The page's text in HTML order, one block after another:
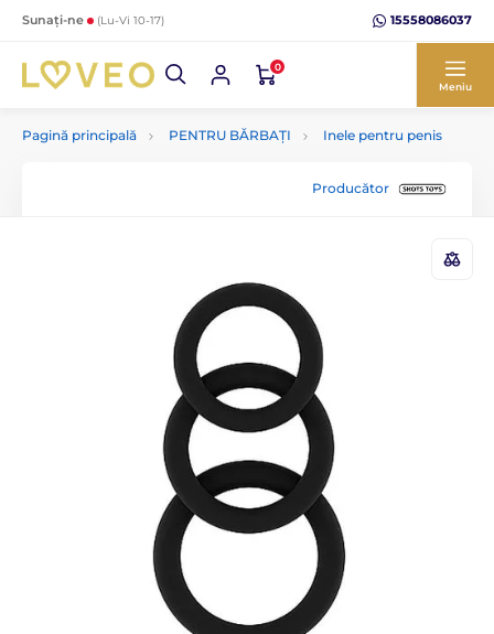
Sunați-ne (Lu-Vi 10-17) 15558086037
0
Meniu
Pagină principală PENTRU BĂRBAȚI Inele pentru penis
Producător